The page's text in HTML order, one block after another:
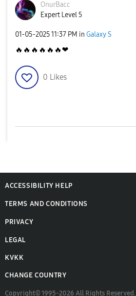
OnurBacc
Expert Level 5
‎01-05-202511:37 PM in Galaxy S
🔥 🔥 🔥 🔥 🔥 🔥 ❤
0 Likes
ACCESSIBILITY HELP
TERMS AND CONDITIONS
PRIVACY
LEGAL
KVKK
CHANGE COUNTRY
Copyright© 1995-2026 All Rights Reserved.